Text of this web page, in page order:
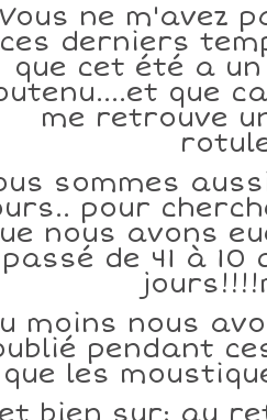
Vous ne m'avez
ces derniers
que cet été a
que
me retrouve
sommes
pour
nous avons
passé de 41 à
moins nous
pendant
que les